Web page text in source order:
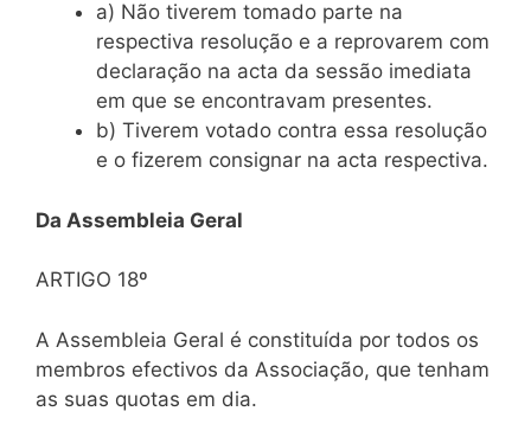
a) Não tiverem tomado parte na
respectiva resolução e a reprovarem com
declaração na acta da sessão imediata
em que se encontravam presentes.
b) Tiverem votado contra essa resolução
e o fizerem consignar na acta respectiva.
Da Assembleia Geral
ARTIGO 18º
A Assembleia Geral é constituída por todos os
membros efectivos da Associação, que tenham
as suas quotas em dia.